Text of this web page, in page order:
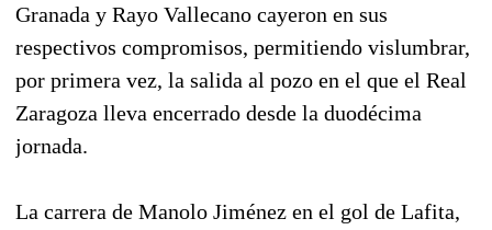
Granada y Rayo Vallecano cayeron en sus
respectivos compromisos, permitiendo vislumbrar,
por primera vez, la salida al pozo en el que el Real
Zaragoza lleva encerrado desde la duodécima
jornada.
La carrera de Manolo Jiménez en el gol de Lafita,